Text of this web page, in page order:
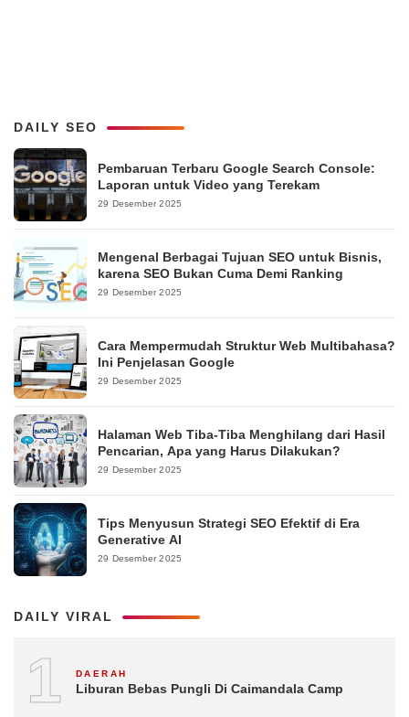
DAILY SEO
Pembaruan Terbaru Google Search Console:
Laporan untuk Video yang Terekam
29 Desember 2025
Mengenal Berbagai Tujuan SEO untuk Bisnis,
karena SEO Bukan Cuma Demi Ranking
29 Desember 2025
Cara Mempermudah Struktur Web Multibahasa?
Ini Penjelasan Google
29 Desember 2025
Halaman Web Tiba-Tiba Menghilang dari Hasil
Pencarian, Apa yang Harus Dilakukan?
29 Desember 2025
Tips Menyusun Strategi SEO Efektif di Era
Generative AI
29 Desember 2025
DAILY VIRAL
1 DAERAH
Liburan Bebas Pungli Di Caimandala Camp